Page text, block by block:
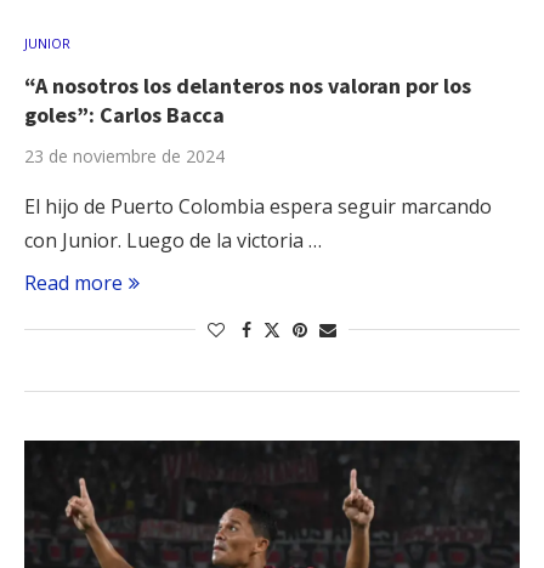
JUNIOR
“A nosotros los delanteros nos valoran por los
goles”: Carlos Bacca
23 de noviembre de 2024
El hijo de Puerto Colombia espera seguir marcando
con Junior. Luego de la victoria …
Read more